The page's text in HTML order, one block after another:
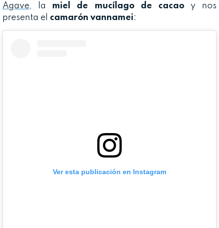
Agave, la miel de mucílago de cacaoy nos
presenta el camarón vannamei:
Ver esta publicación en Instagram